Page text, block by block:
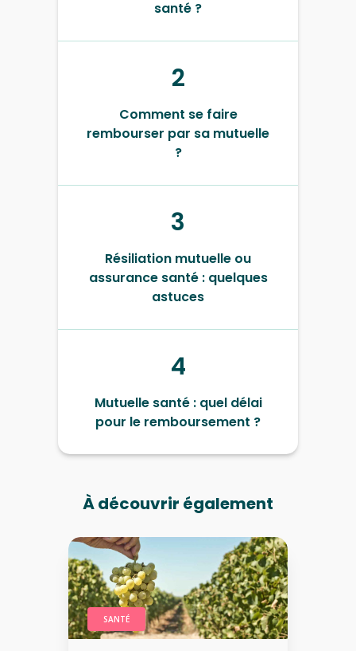
santé ?
2
Comment se faire
rembourser par sa mutuelle
?
3
Résiliation mutuelle ou
assurance santé : quelques
astuces
4
Mutuelle santé : quel délai
pour le remboursement ?
À découvrir également
SANTÉ